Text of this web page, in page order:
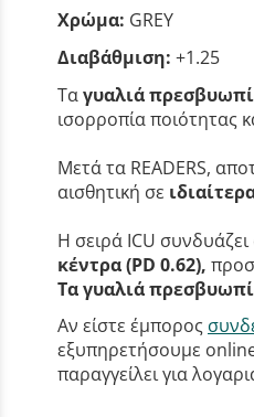
Χρώμα: GREY
Διαβάθμιση: +1.25
Ταγυαλιά
ισορροπία ποιότητας
Μετά τα READERS,
αισθητική σε
Η σειρά ICU
κέντρα (PD 0.62),
Τα γυαλιά
Αν είστε έμπορος
εξυπηρετήσουμε
παραγγείλει για